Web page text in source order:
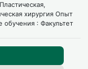
хирургия Опыт
: Факультет